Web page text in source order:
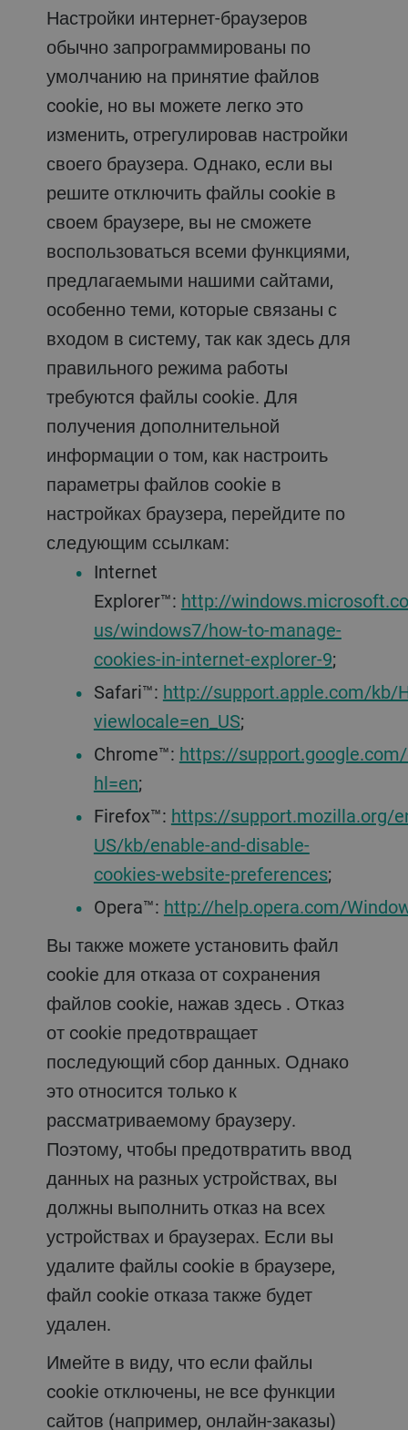
Настройки интернет-браузеров
обычно запрограммированы по
умолчанию на принятие файлов
cookie, но вы можете легко это
изменить, отрегулировав настройки
своего браузера. Однако, если вы
решите отключить файлы cookie в
своем браузере, вы не сможете
воспользоваться всеми функциями,
предлагаемыми нашими сайтами,
особенно теми, которые связаны с
входом в систему, так как здесь для
правильного режима работы
требуются файлы cookie. Для
получения дополнительной
информации о том, как настроить
параметры файлов cookie в
настройках браузера, перейдите по
следующим ссылкам:
Internet
Explorer™: http://
us/windows7/how-to-manage-
cookies-in-internet-explorer-9;
Safari™: http://support.apple.com/kb/
viewlocale=en_US;
Chrome™: https://
hl=en;
Firefox™: https://support.mozilla.org/
US/kb/enable-and-disable-
cookies-website-preferences;
Opera™: http://help.opera.com/
Вы также можете установить файл
cookie для отказа от сохранения
файлов cookie, нажав здесь . Отказ
от cookie предотвращает
последующий сбор данных. Однако
это относится только к
рассматриваемому браузеру.
Поэтому, чтобы предотвратить ввод
данных на разных устройствах, вы
должны выполнить отказ на всех
устройствах и браузерах. Если вы
удалите файлы cookie в браузере,
файл cookie отказа также будет
удален.
Имейте в виду, что если файлы
cookie отключены, не все функции
сайтов (например, онлайн-заказы)